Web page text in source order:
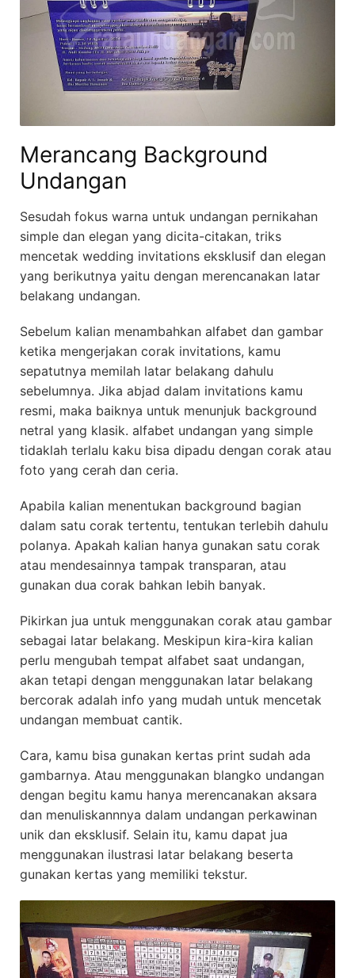
Merancang Background
Undangan
Sesudah fokus warna untuk undangan pernikahan
simple dan elegan yang dicita-citakan, triks
mencetak wedding invitations eksklusif dan elegan
yang berikutnya yaitu dengan merencanakan latar
belakang undangan.
Sebelum kalian menambahkan alfabet dan gambar
ketika mengerjakan corak invitations, kamu
sepatutnya memilah latar belakang dahulu
sebelumnya. Jika abjad dalam invitations kamu
resmi, maka baiknya untuk menunjuk background
netral yang klasik. alfabet undangan yang simple
tidaklah terlalu kaku bisa dipadu dengan corak atau
foto yang cerah dan ceria.
Apabila kalian menentukan background bagian
dalam satu corak tertentu, tentukan terlebih dahulu
polanya. Apakah kalian hanya gunakan satu corak
atau mendesainnya tampak transparan, atau
gunakan dua corak bahkan lebih banyak.
Pikirkan jua untuk menggunakan corak atau gambar
sebagai latar belakang. Meskipun kira-kira kalian
perlu mengubah tempat alfabet saat undangan,
akan tetapi dengan menggunakan latar belakang
bercorak adalah info yang mudah untuk mencetak
undangan membuat cantik.
Cara, kamu bisa gunakan kertas print sudah ada
gambarnya. Atau menggunakan blangko undangan
dengan begitu kamu hanya merencanakan aksara
dan menuliskannnya dalam undangan perkawinan
unik dan eksklusif. Selain itu, kamu dapat jua
menggunakan ilustrasi latar belakang beserta
gunakan kertas yang memiliki tekstur.